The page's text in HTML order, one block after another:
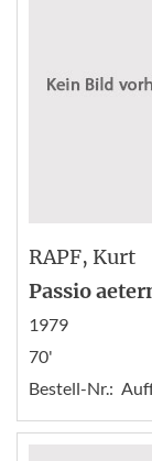
RAPF, Kurt
Passio
1979
70'
Bestell-Nr.: